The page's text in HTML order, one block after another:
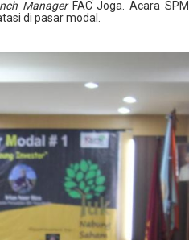
ManagerFAC Joga. Acara SPM
di pasar modal.